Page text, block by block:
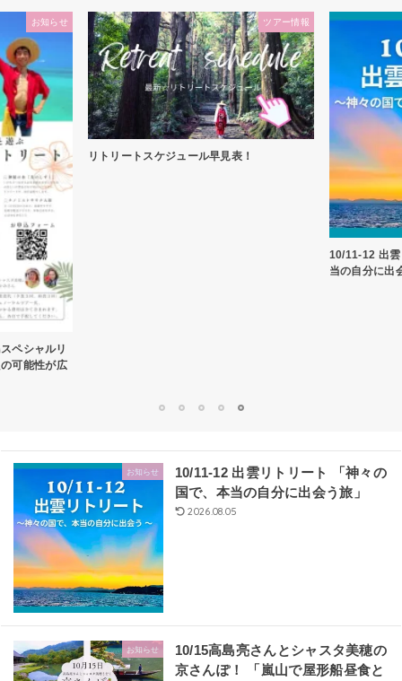
お知らせ
ペシャルリ
可能性が広
ツアー情報
リトリートスケジュール早見表！
10/11-12 出
当の自分に出
お知らせ
10/11-12 出雲リトリート 「神々の
国で、本当の自分に出会う旅」
2026.08.05
お知らせ
10/15高島亮さんとシャスタ美穂の
京さんぽ！ 「嵐山で屋形船昼食と